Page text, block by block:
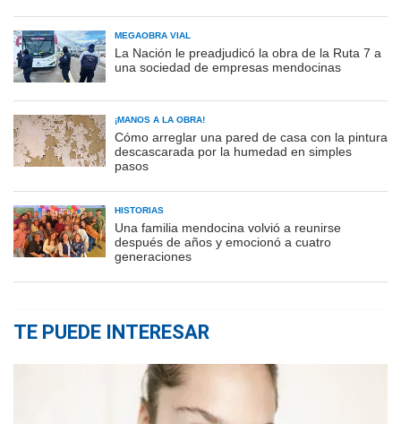
MEGAOBRA VIAL
La Nación le preadjudicó la obra de la Ruta 7 a
una sociedad de empresas mendocinas
¡MANOS A LA OBRA!
Cómo arreglar una pared de casa con la pintura
descascarada por la humedad en simples
pasos
HISTORIAS
Una familia mendocina volvió a reunirse
después de años y emocionó a cuatro
generaciones
TE PUEDE INTERESAR